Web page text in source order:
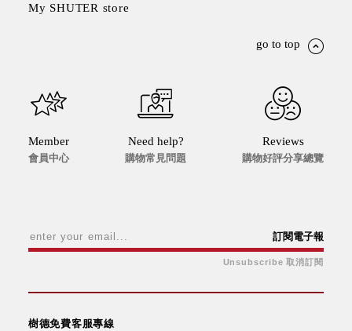
My SHUTER store
go to top
Member
會員中心
Need help?
購物常見問題
Reviews
購物好評分享總覽
訂閱電子報
Unsubscribe 取消訂閱
樹德免費客服專線